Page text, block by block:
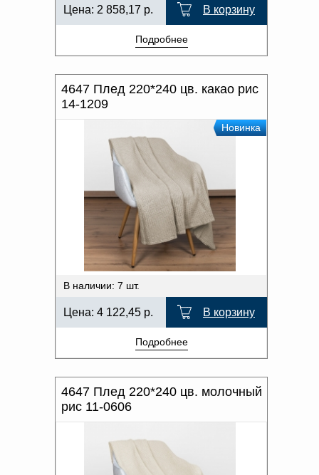
Цена: 2 858,17 р. В корзину
Подробнее
4647 Плед 220*240 цв. какао рис
14-1209
Новинка
В наличии: 7 шт.
Цена: 4 122,45 р. В корзину
Подробнее
4647 Плед 220*240 цв. молочный
рис 11-0606